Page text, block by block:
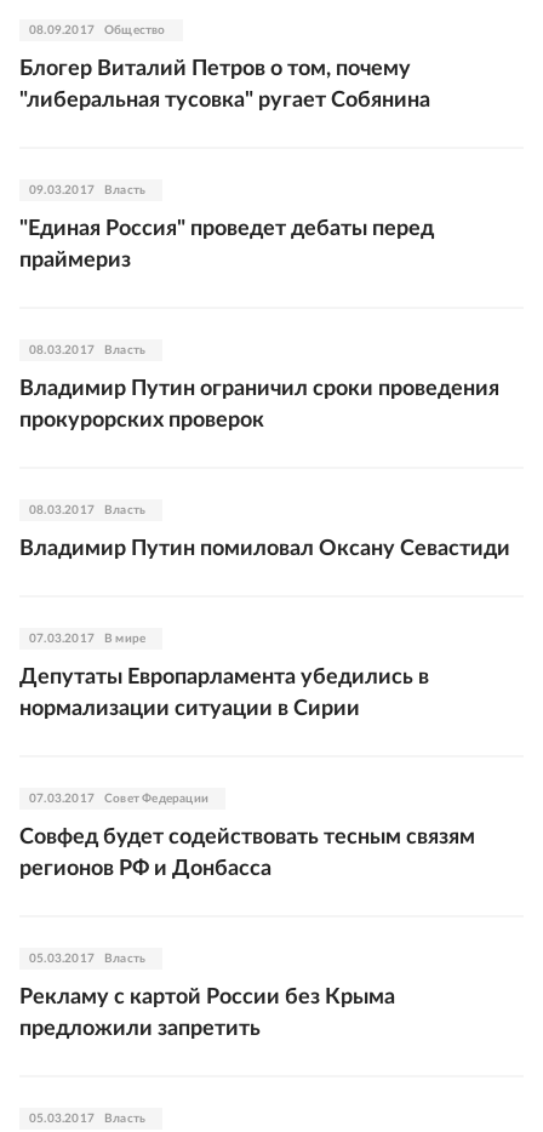
08.09.2017 Общество
Блогер Виталий Петров о том, почему
"либеральная тусовка" ругает Собянина
09.03.2017 Власть
"Единая Россия" проведет дебаты перед
праймериз
08.03.2017 Власть
Владимир Путин ограничил сроки проведения
прокурорских проверок
08.03.2017 Власть
Владимир Путин помиловал Оксану Севастиди
07.03.2017 В мире
Депутаты Европарламента убедились в
нормализации ситуации в Сирии
07.03.2017 Совет Федерации
Совфед будет содействовать тесным связям
регионов РФ и Донбасса
05.03.2017 Власть
Рекламу с картой России без Крыма
предложили запретить
05.03.2017 Власть